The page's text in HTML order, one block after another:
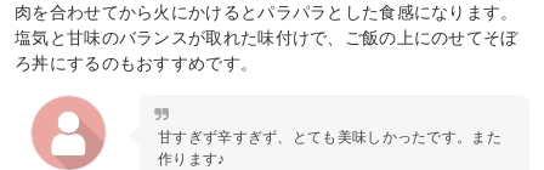
肉を合わせてから火にかけるとパラパラとした食感になります。
塩気と甘味のバランスが取れた味付けで、ご飯の上にのせてそぼ
ろ丼にするのもおすすめです。
甘すぎず辛すぎず、とても美味しかったです。また
作ります♪